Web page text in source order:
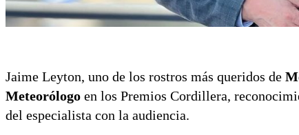
Jaime Leyton, uno de los rostros más queridos de
Meteorólogo en los Premios Cordillera,
del especialista con la audiencia.